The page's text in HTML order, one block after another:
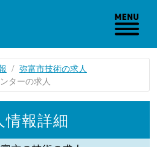
弥富市技術の求人
ターの求人
情報詳細